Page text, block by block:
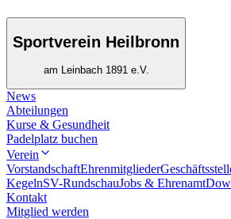
Sportverein Heilbronn
am Leinbach 1891 e.V.
News
Abteilungen
Kurse & Gesundheit
Padelplatz buchen
Verein
VorstandschaftEhrenmitglieder
KegelnSV-RundschauJobs & Ehrenamt
Kontakt
Mitglied werden